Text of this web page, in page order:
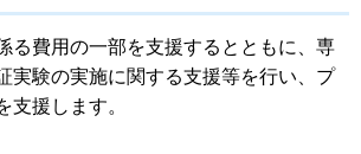
る費用の一部を支援するとともに、専
実験の実施に関する支援等を行い、プ
支援します。